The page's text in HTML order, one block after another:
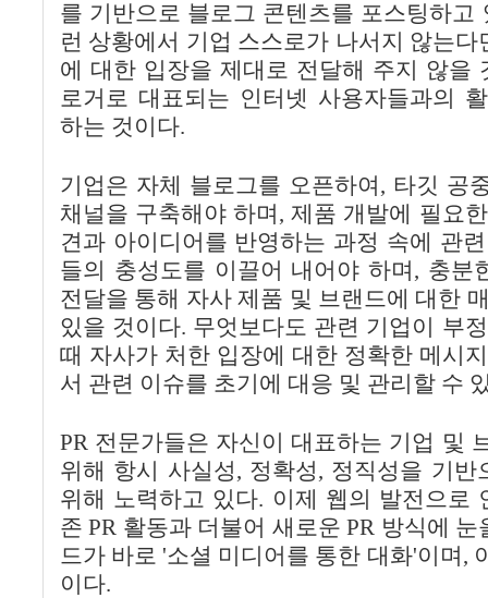
를 기반으로 블로그 콘텐츠를 포스팅하고
런 상황에서 기업 스스로가 나서지 않는
에 대한 입장을 제대로 전달해 주지 않을
로거로 대표되는 인터넷 사용자들과의
하는 것이다.
기업은 자체 블로그를 오픈하여, 타깃 공
채널을 구축해야 하며, 제품 개발에 필요
견과 아이디어를 반영하는 과정 속에 관
들의 충성도를 이끌어 내어야 하며, 충분
전달을 통해 자사 제품 및 브랜드에 대한
있을 것이다. 무엇보다도 관련 기업이 부
때 자사가 처한 입장에 대한 정확한 메시
서 관련 이슈를 초기에 대응 및 관리할 수
PR 전문가들은 자신이 대표하는 기업 및
위해 항시 사실성, 정확성, 정직성을 기반
위해 노력하고 있다. 이제 웹의 발전으로
존 PR 활동과 더불어 새로운 PR 방식에
드가 바로 '소셜 미디어를 통한 대화'이며,
이다.